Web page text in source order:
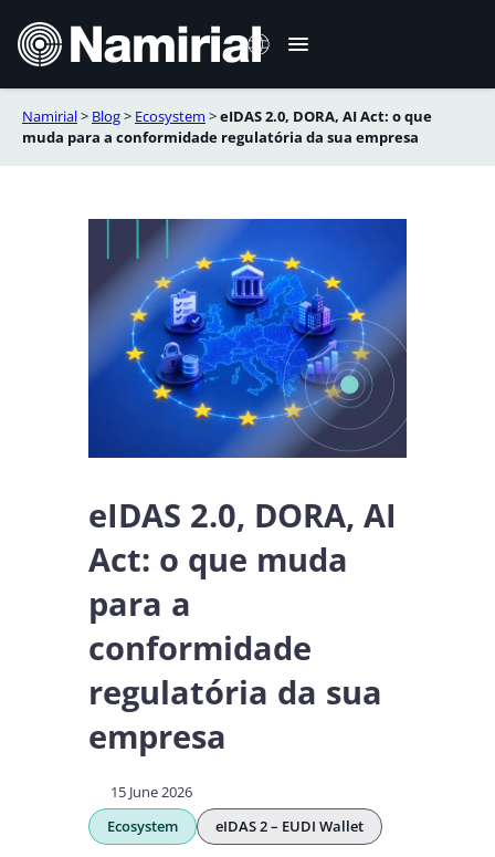
content
Italiano
Română
Namirial> Blog> Ecosystem >eIDAS 2.0, DORA, AI Act: o que
muda para a conformidade regulatória da sua empresa
eIDAS 2.0, DORA, AI
Act: o que muda
para a
conformidade
regulatória da sua
empresa
15 June 2026
Ecosystem
eIDAS 2 – EUDI Wallet